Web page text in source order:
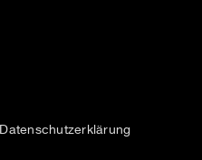
Datenschutzerklärung